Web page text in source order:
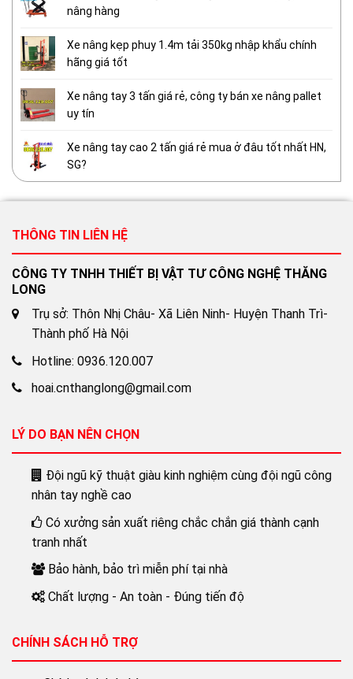
nâng hàng
Xe nâng kẹp phuy 1.4m tải 350kg nhập khẩu chính
hãng giá tốt
Xe nâng tay 3 tấn giá rẻ, công ty bán xe nâng pallet
uy tín
Xe nâng tay cao 2 tấn giá rẻ mua ở đâu tốt nhất HN,
SG?
THÔNG TIN LIÊN HỆ
CÔNG TY TNHH THIẾT BỊ VẬT TƯ CÔNG NGHỆ THĂNG
LONG
Trụ sở: Thôn Nhị Châu- Xã Liên Ninh- Huyện Thanh Trì-
Thành phố Hà Nội
Hotline: 0936.120.007
hoai.cnthanglong@gmail.com
LÝ DO BẠN NÊN CHỌN
Đội ngũ kỹ thuật giàu kinh nghiệm cùng đội ngũ công
nhân tay nghề cao
Có xưởng sản xuất riêng chắc chắn giá thành cạnh
tranh nhất
Bảo hành, bảo trì miễn phí tại nhà
Chất lượng - An toàn - Đúng tiến độ
CHÍNH SÁCH HỖ TRỢ